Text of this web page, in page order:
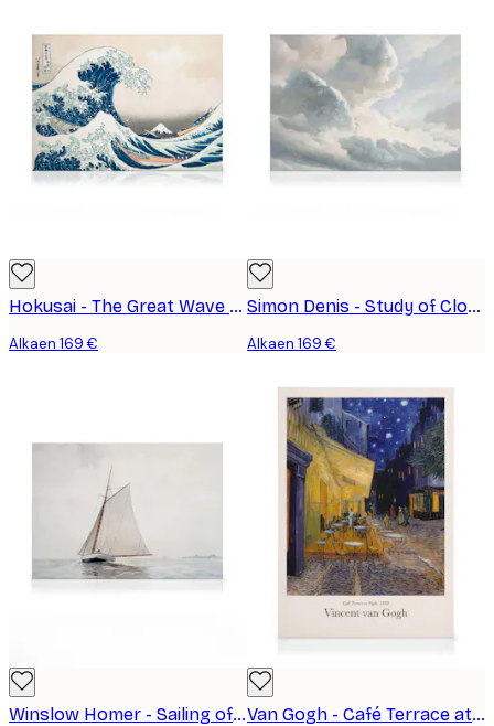
Hokusai - The Great Wave Landscape Kanvaasi
Alkaen 169 €
Simon Denis - Study of Clouds with a Sunset near Rome Kanvaasi
Alkaen 169 €
Winslow Homer - Sailing off Gloucester Kanvaasi Van Gogh - Café Terrace at Night Kanvaasi